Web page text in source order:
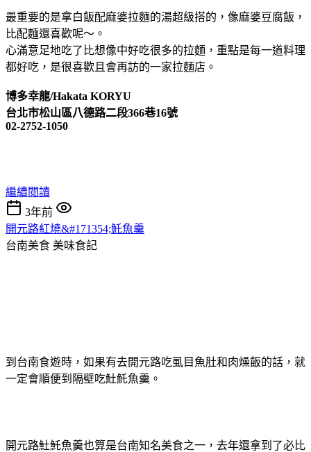
最重要的是拿白飯配麻婆拉麵的湯超級搭的，像麻婆豆腐飯，
比配麵還喜歡呢～。
心滿意足地吃了比想像中好吃很多的拉麵，重點是每一道料理
都好吃，是很喜歡且會再訪的一家拉麵店。
博多幸龍/Hakata KORYU
台北市松山區八德路二段366巷16號
02-2752-1050
繼續閱讀
3年前
開元路紅燒&#171354;魠魚羹
台南美食 美味食記
到台南食遊時，如果有去開元路吃虱目魚肚和肉燥飯的話，就
一定會順便到隔壁吃𩵚魠魚羹。
開元路𩵚魠魚羹也算是台南知名美食之一，去年還拿到了必比